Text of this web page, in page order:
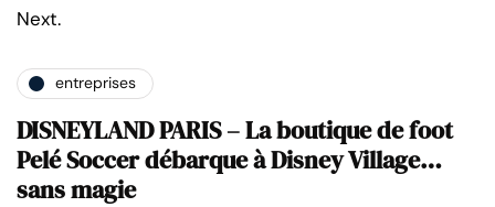
Next.
entreprises
DISNEYLAND PARIS – La boutique de foot
Pelé Soccer débarque à Disney Village…
sans magie